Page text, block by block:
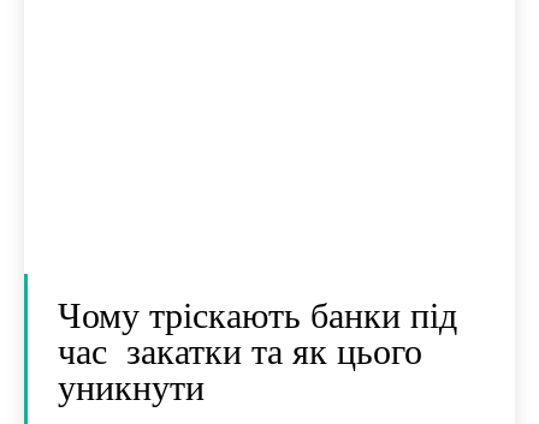
Чому тріскають банки під
час закатки та як цього
уникнути